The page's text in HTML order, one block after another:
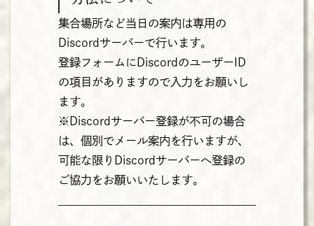
集合場所など当日の案内は専用の
Discordサーバーで行います。
登録フォームにDiscordのユーザーID
の項目がありますので入力をお願いし
ます。
※Discordサーバー登録が不可の場合
は、個別でメール案内を行いますが、
可能な限りDiscordサーバーへ登録の
ご協力をお願いいたします。